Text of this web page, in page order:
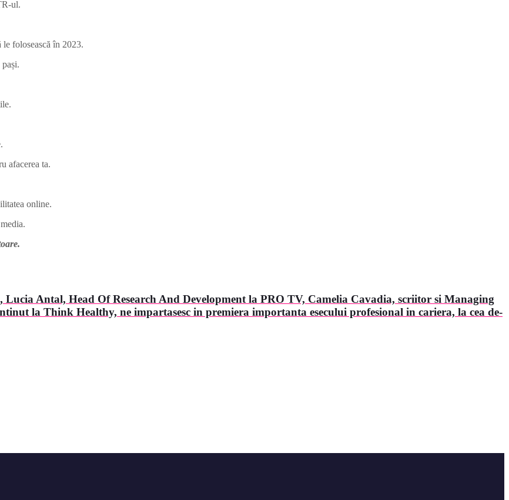
ul.
folosească în 2023.
afacerea ta.
online.
Antal, Head Of Research And Development la PRO TV, Camelia Cavadia, scriitor si Managing
la Think Healthy, ne impartasesc in premiera importanta esecului profesional in cariera, la cea de-